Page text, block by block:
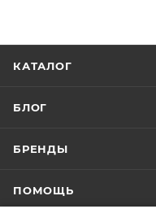
КАТАЛОГ
БЛОГ
БРЕНДЫ
ПОМОЩЬ